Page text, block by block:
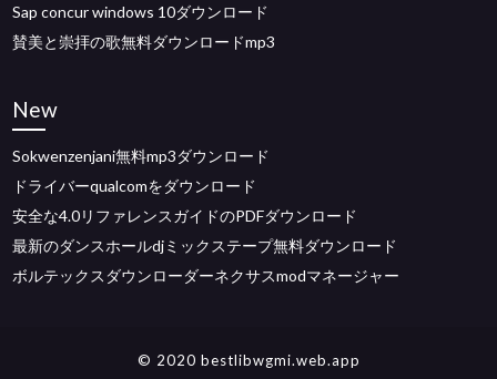
Sap concur windows 10ダウンロード
賛美と崇拝の歌無料ダウンロードmp3
New
Sokwenzenjani無料mp3ダウンロード
ドライバーqualcomをダウンロード
安全な4.0リファレンスガイドのPDFダウンロード
最新のダンスホールdjミックステープ無料ダウンロード
ボルテックスダウンローダーネクサスmodマネージャー
© 2020 bestlibwgmi.web.app